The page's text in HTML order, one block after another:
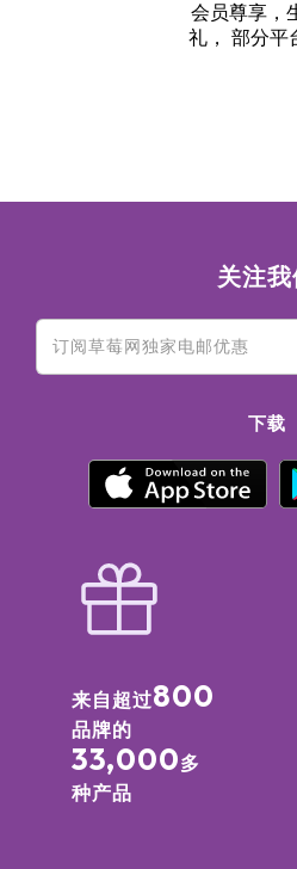
会员尊享，
礼， 部分平
关注我
下载
来自超过800
品牌的
33,000多
种产品